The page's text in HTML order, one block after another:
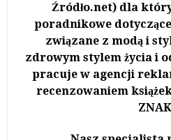
Źródło.net) dla
poradnikowe
związane z modą i
zdrowym stylem życia i
pracuje w agencji
recenzowaniem